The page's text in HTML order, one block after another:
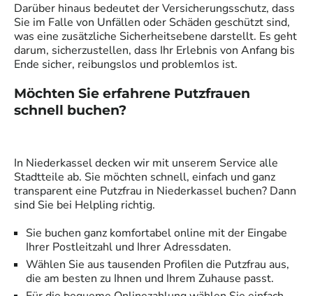
Darüber hinaus bedeutet der Versicherungsschutz, dass
Sie im Falle von Unfällen oder Schäden geschützt sind,
was eine zusätzliche Sicherheitsebene darstellt. Es geht
darum, sicherzustellen, dass Ihr Erlebnis von Anfang bis
Ende sicher, reibungslos und problemlos ist.
Möchten Sie erfahrene Putzfrauen
schnell buchen?
In Niederkasseldecken wir mit unserem Service alle
Stadtteile ab. Sie möchten schnell, einfach und ganz
transparent eine Putzfrau in Niederkassel buchen? Dann
sind Sie bei Helpling richtig.
Sie buchen ganz komfortabel online mit der Eingabe
Ihrer Postleitzahl und Ihrer Adressdaten.
Wählen Sie aus tausenden Profilen die Putzfrau aus,
die am besten zu Ihnen und Ihrem Zuhause passt.